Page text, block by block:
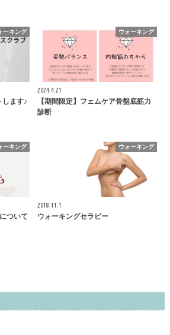
ーキング
ます♪
ウォーキング
2024.4.21
【期間限定】フェムケア骨盤底筋力
診断
ーキング
ついて
ウォーキング
2018.11.1
ウォーキングセラピー